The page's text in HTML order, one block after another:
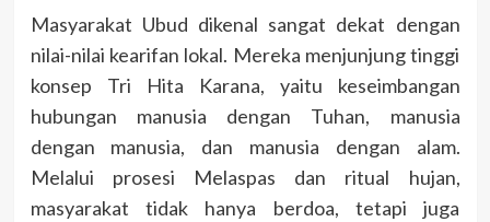
Masyarakat Ubud dikenal sangat dekat dengan
nilai-nilai kearifan lokal. Mereka menjunjung tinggi
konsep Tri Hita Karana, yaitu keseimbangan
hubungan manusia dengan Tuhan, manusia
dengan manusia, dan manusia dengan alam.
Melalui prosesi Melaspas dan ritual hujan,
masyarakat tidak hanya berdoa, tetapi juga